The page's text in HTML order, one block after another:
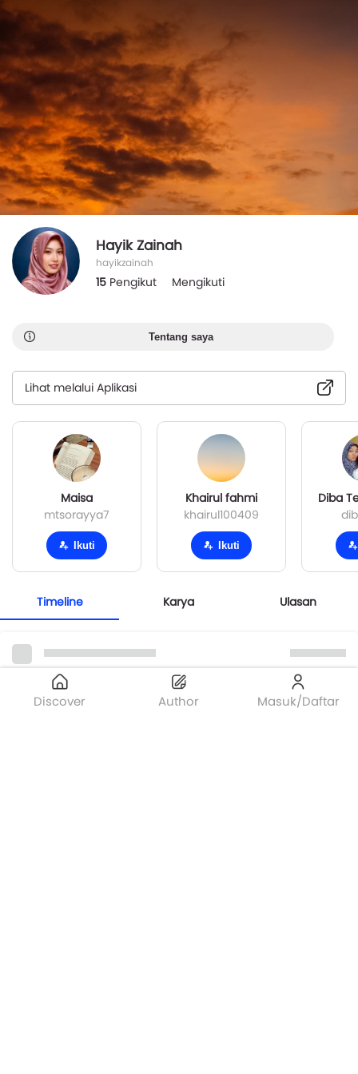
Discover Author Masuk/Daftar
Hayik Zainah
hayikzainah
15 Pengikut Mengikuti
Tentang saya
Lihat melalui Aplikasi
Maisa
mtsorayya7
Ikuti
Khairul fahmi
khairul100409
Ikuti
Diba
Timeline Karya Ulasan